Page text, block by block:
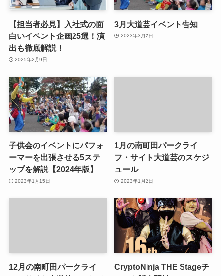
【担当者必見】入社式の面
白いイベント企画25選！演
出も徹底解説！
2025年2月9日
3月大道芸イベント告知
2023年3月2日
子供会のイベントにパフォ
ーマーを出張させる5ステ
ップを解説【2024年版】
2023年1月15日
1月の南町田パークライ
フ・サイト大道芸のスケジ
ュール
2023年1月2日
12月の南町田パークライ
CryptoNinja THE Stageチ